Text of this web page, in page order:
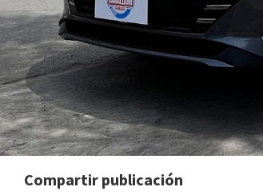
Compartir publicación